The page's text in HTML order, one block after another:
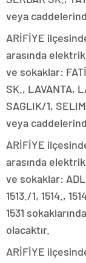
veya
ARİFİYE
arasında
ve sokaklar:
SK., LAVANTA,
SAGLIK/1,
veya
ARİFİYE
arasında
ve sokaklar:
1513./1, 1514.,
1531
olacaktır.
ARİFİYE